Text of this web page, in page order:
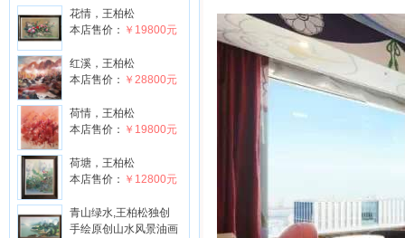
花情，王柏松
本店售价： ￥19800元
红溪，王柏松
本店售价： ￥28800元
荷情，王柏松
本店售价： ￥19800元
荷塘，王柏松
本店售价： ￥12800元
青山绿水,王柏松独创
手绘原创山水风景油画